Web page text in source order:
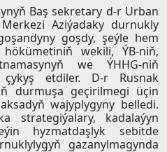
Baş sekretary d-r Urban
Aziýadaky durnukly
goşdy, şeýle hem
wekili, ÝB-niň,
we ÝHHG-niň
etdiler. D-r Rusnak
durmuşa geçirilmegi üçin
wajyplygyny belledi.
strategiýalary, kadalaýyn
hyzmatdaşlyk sebitde
gazanylmagynda